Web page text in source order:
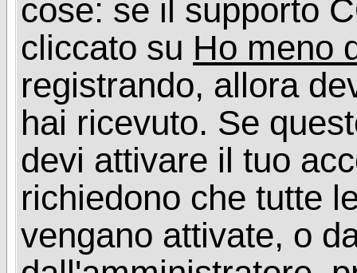
cose: se il supporto
cliccato su Ho meno
registrando, allora
hai ricevuto. Se
devi attivare il tuo
richiedono che tutte
vengano attivate, o